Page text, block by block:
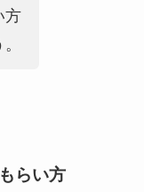
方
らい方